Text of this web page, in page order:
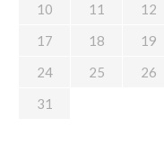
10
11 12
17
18 19
24
25 26
31